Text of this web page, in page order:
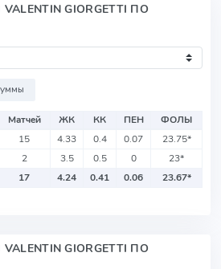
GIORGETTI ПО
Матчей ЖК КК ПЕН
ФОЛЫ
15 4.33 0.4 0.07 23.75*
2 3.5 0.5 0 23*
17 4.24 0.41 0.06 23.67*
GIORGETTI ПО